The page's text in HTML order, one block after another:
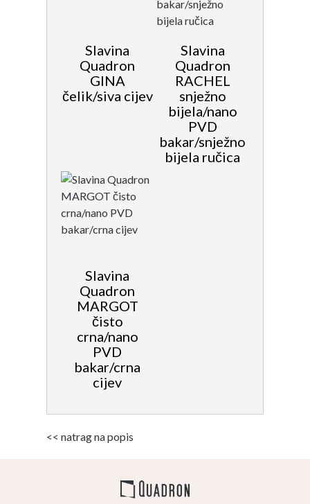
Slavina
Quadron
GINA
čelik/siva cijev
Slavina
Quadron
RACHEL
snježno
bijela/nano
PVD
bakar/snježno
bijela ručica
Slavina
Quadron
MARGOT
čisto
crna/nano
PVD
bakar/crna
cijev
<< natrag na popis